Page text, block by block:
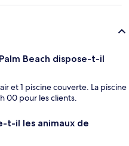
Beach dispose-t-il
et 1 piscine couverte. La piscine
00 pour les clients.
t-il les animaux de